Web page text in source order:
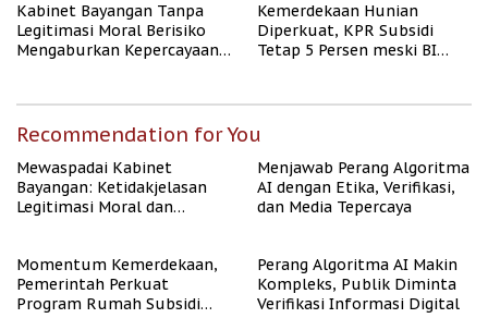
Kabinet Bayangan Tanpa
Legitimasi Moral Berisiko
Mengaburkan Kepercayaan
Kemerdekaan Hunian
Diperkuat, KPR Subsidi
Tetap 5 Persen meski BI
Recommendation for You
Mewaspadai Kabinet
Bayangan: Ketidakjelasan
Legitimasi Moral dan
Menjawab Perang Algoritma
AI dengan Etika, Verifikasi,
dan Media Tepercaya
Momentum Kemerdekaan,
Pemerintah Perkuat
Program Rumah Subsidi
Perang Algoritma AI Makin
Kompleks, Publik Diminta
Verifikasi Informasi Digital